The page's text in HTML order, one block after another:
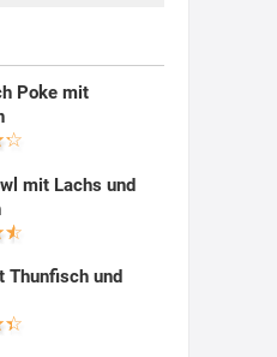
Poke mit
mit Lachs und
Thunfisch und